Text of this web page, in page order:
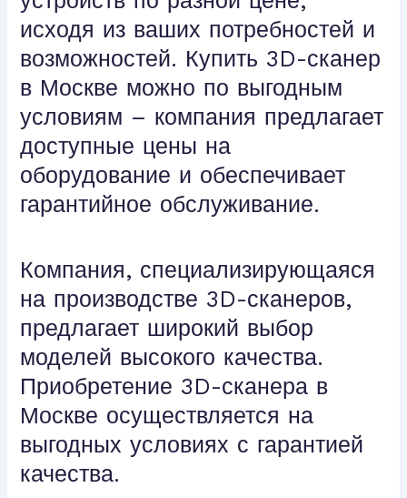
исходя из ваших потребностей и
возможностей. Купить 3D-сканер
в Москве можно по выгодным
условиям – компания предлагает
доступные цены на
оборудование и обеспечивает
гарантийное обслуживание.
Компания, специализирующаяся
на производстве 3D-сканеров,
предлагает широкий выбор
моделей высокого качества.
Приобретение 3D-сканера в
Москве осуществляется на
выгодных условиях с гарантией
качества.